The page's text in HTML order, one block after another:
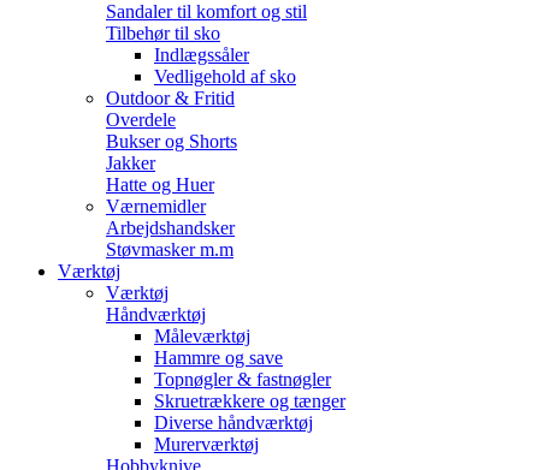
Sandaler til komfort og stil
Tilbehør til sko
Indlægssåler
Vedligehold af sko
Outdoor & Fritid
Overdele
Bukser og Shorts
Jakker
Hatte og Huer
Værnemidler
Arbejdshandsker
Støvmasker m.m
Værktøj
Værktøj
Håndværktøj
Måleværktøj
Hammre og save
Topnøgler & fastnøgler
Skruetrækkere og tænger
Diverse håndværktøj
Murerværktøj
Hobbyknive